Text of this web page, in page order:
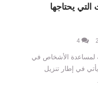
يحتاجها
4
لمساعدة الأشخاص في
في إطار تنزيل